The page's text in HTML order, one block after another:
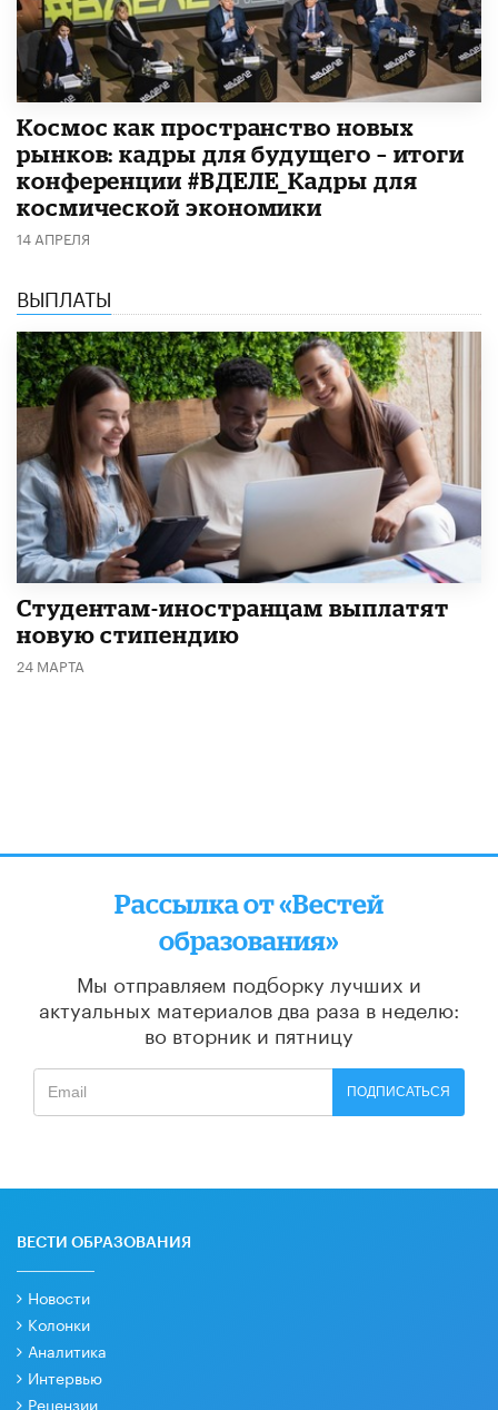
Космос как пространство новых
рынков: кадры для будущего – итоги
конференции #ВДЕЛЕ_Кадры для
космической экономики
14 АПРЕЛЯ
ВЫПЛАТЫ
Студентам-иностранцам выплатят
новую стипендию
24 МАРТА
Рассылка от «Вестей
образования»
Мы отправляем подборку лучших и
актуальных материалов два раза в неделю:
во вторник и пятницу
ПОДПИСАТЬСЯ
ВЕСТИ ОБРАЗОВАНИЯ
Новости
Колонки
Аналитика
Интервью
Рецензии